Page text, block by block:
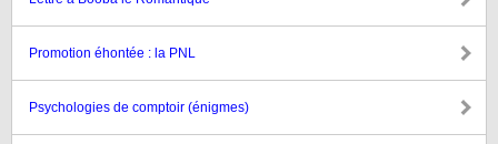
Promotion éhontée : la PNL
Psychologies de comptoir (énigmes)